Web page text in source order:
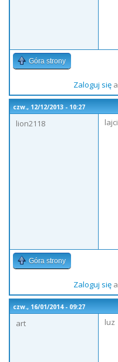
Góra strony
Zaloguj się
czw., 12/12/2013 - 10:27
lion2118
Góra strony
Zaloguj się
czw., 16/01/2014 - 09:27
art
luz